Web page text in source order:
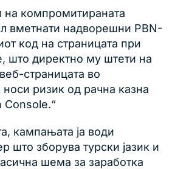
на компромитираната
вметнати надворешни PBN-
код на страницата при
што директно му штети на
страницата во
ризик од рачна казна
Console.“
кампањата ја води
што зборува турски јазик и
шема за заработка